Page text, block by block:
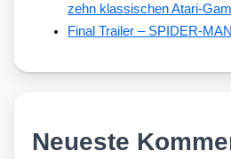
zehn klassischen Atari-
Final Trailer – SPIDER-
Neueste